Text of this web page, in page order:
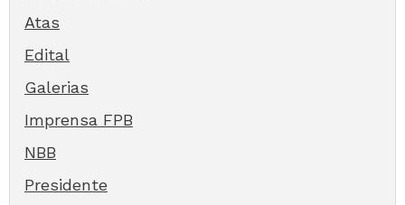
Atas
Edital
Galerias
Imprensa FPB
NBB
Presidente